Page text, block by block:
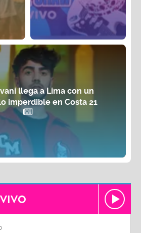
llega a Lima con un
imperdible en Costa 21